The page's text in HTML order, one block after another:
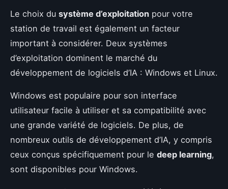
Le choix du système d’exploitation pour votre
station de travail est également un facteur
important à considérer. Deux systèmes
d’exploitation dominent le marché du
développement de logiciels d’IA : Windows et Linux.
Windows est populaire pour son interface
utilisateur facile à utiliser et sa compatibilité avec
une grande variété de logiciels. De plus, de
nombreux outils de développement d’IA, y compris
ceux conçus spécifiquement pour le deep learning,
sont disponibles pour Windows.